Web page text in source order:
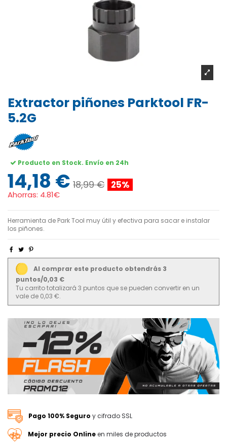
Extractor piñones Parktool FR-
5.2G
Producto en Stock. Envío en 24h
14,18 € 18,99 € 25%
Ahorras: 4.81€
Herramienta de Park Tool muy útil y efectiva para sacar e instalar
los piñones.
Al comprar este producto obtendrás 3
puntos/0,03 €
Tu carrito totalizará 3 puntos que se pueden convertir en un
vale de 0,03 €.
Pago 100% Seguro y cifrado SSL
Mejor precio Onlineen miles de productos